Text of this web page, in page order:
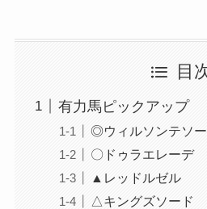
目
有力馬ピックアップ
◎ウィルソンテソー
〇ドゥラエレーデ
▲レッドルゼル
△キングズソード